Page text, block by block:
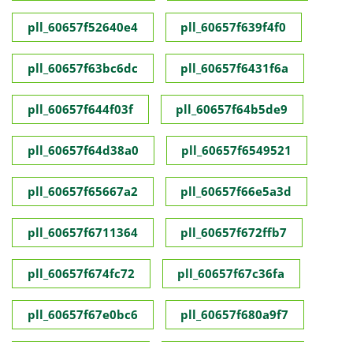
pll_60657f52640e4 pll_60657f639f4f0
pll_60657f63bc6dc pll_60657f6431f6a
pll_60657f644f03f pll_60657f64b5de9
pll_60657f64d38a0 pll_60657f6549521
pll_60657f65667a2 pll_60657f66e5a3d
pll_60657f6711364 pll_60657f672ffb7
pll_60657f674fc72 pll_60657f67c36fa
pll_60657f67e0bc6 pll_60657f680a9f7